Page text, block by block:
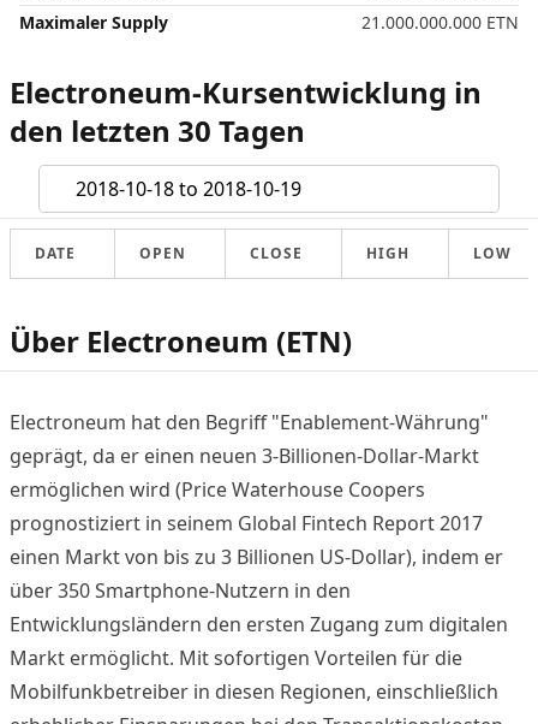
Maximaler Supply
21.000.000.000 ETN
Electroneum-Kursentwicklung in
den letzten 30 Tagen
DATE OPEN CLOSE HIGH LOW
Über Electroneum (ETN)
Electroneum hat den Begriff "Enablement-Währung"
geprägt, da er einen neuen 3-Billionen-Dollar-Markt
ermöglichen wird (Price Waterhouse Coopers
prognostiziert in seinem Global Fintech Report 2017
einen Markt von bis zu 3 Billionen US-Dollar), indem er
über 350 Smartphone-Nutzern in den
Entwicklungsländern den ersten Zugang zum digitalen
Markt ermöglicht. Mit sofortigen Vorteilen für die
Mobilfunkbetreiber in diesen Regionen, einschließlich